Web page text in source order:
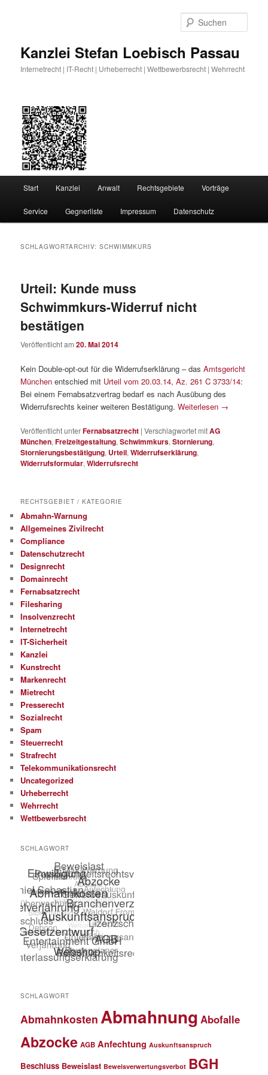
Kanzlei Stefan Loebisch Passau
Internetrecht | IT-Recht | Urheberrecht | Wettbewerbsrecht | Wehrrecht
Start Kanzlei Anwalt Rechtsgebiete Vorträge
Service Gegnerliste Impressum Datenschutz
SCHLAGWORTARCHIV:SCHWIMMKURS
Urteil: Kunde muss
Schwimmkurs-Widerruf nicht
bestätigen
Veröffentlicht am20. Mai 2014
Kein Double-opt-out für die Widerrufserklärung – dasAmtsgericht
München entschied mit Urteil vom 20.03.14, Az. 261 C 3733/14:
Bei einem Fernabsatzvertrag bedarf es nach Ausübung des
Widerrufsrechts keiner weiteren Bestätigung.Weiterlesen →
Veröffentlicht unterFernabsatzrecht |Verschlagwortet mitAG
München,Freizeitgestaltung,Schwimmkurs,Stornierung,
Stornierungsbestätigung, Urteil,Widerrufserklärung,
Widerrufsformular,Widerrufsrecht
RECHTSGEBIET / KATEGORIE
Abmahn-Warnung
Allgemeines Zivilrecht
Compliance
Datenschutzrecht
Designrecht
Domainrecht
Fernabsatzrecht
Filesharing
Insolvenzrecht
Internetrecht
IT-Sicherheit
Kanzlei
Kunstrecht
Markenrecht
Mietrecht
Presserecht
Sozialrecht
Spam
Steuerrecht
Strafrecht
Telekommunikationsrecht
Uncategorized
Urheberrecht
Wehrrecht
Wettbewerbsrecht
SCHLAGWORT
SCHLAGWORT
Abmahnkosten Abmahnung Abofalle
Abzocke AGB Anfechtung Auskunftsanspruch
Beschluss Beweislast Beweisverwertungsverbot BGH